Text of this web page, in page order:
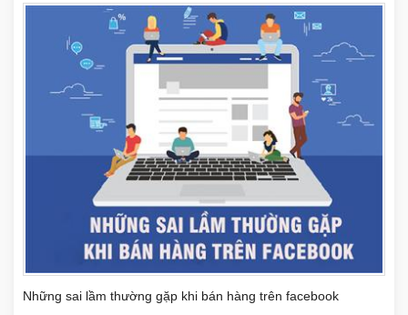
Những sai lầm thường gặp khi bán hàng trên facebook